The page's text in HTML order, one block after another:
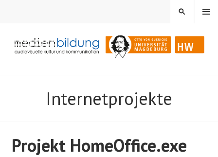
Audiovisuelle Kultur und Kommunikation
MENÜ
SUCHEN
Internetprojekte
Projekt HomeOffice.exe